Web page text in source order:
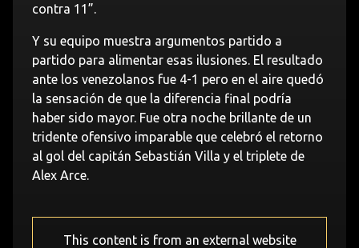
contra 11”.
Y su equipo muestra argumentos partido a
partido para alimentar esas ilusiones. El resultado
ante los venezolanos fue 4-1 pero en el aire quedó
la sensación de que la diferencia final podría
haber sido mayor. Fue otra noche brillante de un
tridente ofensivo imparable que celebró el retorno
al gol del capitán Sebastián Villa y el triplete de
Alex Arce.
This content is from an external website